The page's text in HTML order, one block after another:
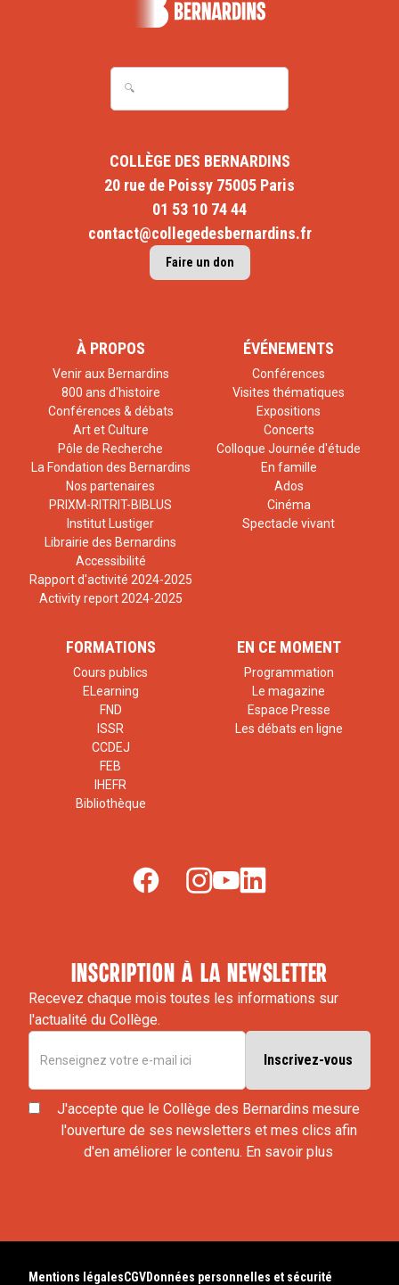
COLLÈGE DES BERNARDINS
20 rue de Poissy 75005 Paris
01 53 10 74 44
contact@collegedesbernardins.fr
Faire un don
À PROPOS
Venir aux Bernardins
800 ans d'histoire
Conférences & débats
Art et Culture
Pôle de Recherche
La Fondation des Bernardins
Nos partenaires
PRIXM-RITRIT-BIBLUS
Institut Lustiger
Librairie des Bernardins
Accessibilité
Rapport d'activité 2024-2025
Activity report 2024-2025
ÉVÉNEMENTS
Conférences
Visites thématiques
Expositions
Concerts
Colloque Journée d'étude
En famille
Ados
Cinéma
Spectacle vivant
FORMATIONS
Cours publics
ELearning
FND
ISSR
CCDEJ
FEB
IHEFR
Bibliothèque
EN CE MOMENT
Programmation
Le magazine
Espace Presse
Les débats en ligne
inscription à la newsletter
Recevez chaque mois toutes les informations sur
l'actualité du Collège.
J'accepte que le Collège des Bernardins mesure
l'ouverture de ses newsletters et mes clics afin
d'en améliorer le contenu. En savoir plus
Mentions légalesCGVDonnées personnelles et sécurité